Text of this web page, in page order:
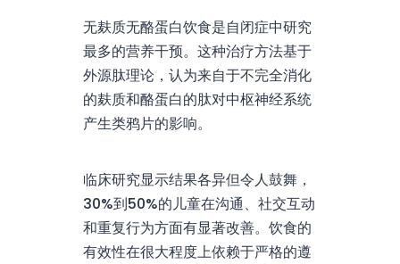
无麸质无酪蛋白饮食是自闭症中研究
最多的营养干预。这种治疗方法基于
外源肽理论，认为来自于不完全消化
的麸质和酪蛋白的肽对中枢神经系统
产生类鸦片的影响。
临床研究显示结果各异但令人鼓舞，
30%到50%的儿童在沟通、社交互动
和重复行为方面有显著改善。饮食的
有效性在很大程度上依赖于严格的遵